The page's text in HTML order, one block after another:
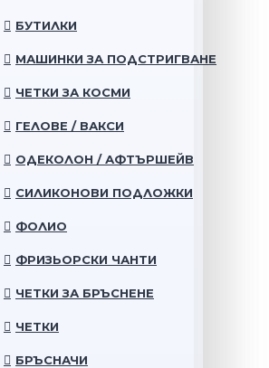
БУТИЛКИ
МАШИНКИ ЗА ПОДСТРИГВАНЕ
ЧЕТКИ ЗА КОСМИ
ГЕЛОВЕ / ВАКСИ
ОДЕКОЛОН / АФТЪРШЕЙВ
СИЛИКОНОВИ ПОДЛОЖКИ
ФОЛИО
ФРИЗЬОРСКИ ЧАНТИ
ЧЕТКИ ЗА БРЪСНЕНЕ
ЧЕТКИ
БРЪСНАЧИ